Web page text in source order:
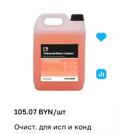
105.07 BYN/шт
Очист. для исп и конд